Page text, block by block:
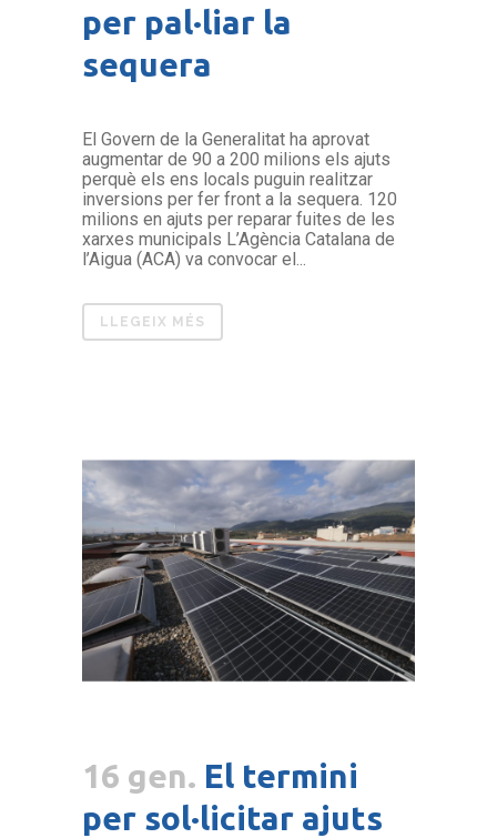
per pal·liar la
sequera
El Govern de la Generalitat ha aprovat
augmentar de 90 a 200 milions els ajuts
perquè els ens locals puguin realitzar
inversions per fer front a la sequera. 120
milions en ajuts per reparar fuites de les
xarxes municipals L’Agència Catalana de
l’Aigua (ACA) va convocar el...
LLEGEIX MÉS
16 gen. El termini
per sol·licitar ajuts